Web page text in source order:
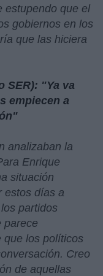
estupendo que el
gobiernos en los
que las hiciera
SER): "Ya va
empiecen a
analizaban la
Enrique
situación
estos días a
partidos
parece
que los políticos
Creo
de aquellas